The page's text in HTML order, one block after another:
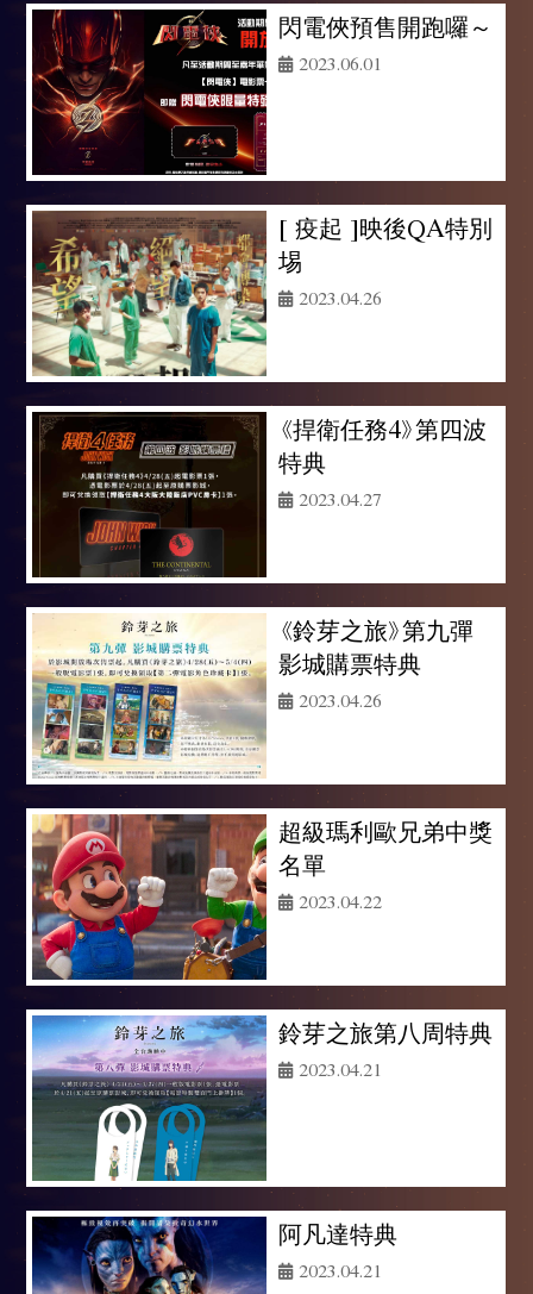
閃電俠預售開跑囉～
2023.06.01
[ 疫起 ]映後QA特別
埸
2023.04.26
《捍衛任務4》第四波
特典
2023.04.27
《鈴芽之旅》第九彈
影城購票特典
2023.04.26
超級瑪利歐兄弟中獎
名單
2023.04.22
鈴芽之旅第八周特典
2023.04.21
阿凡達特典
2023.04.21